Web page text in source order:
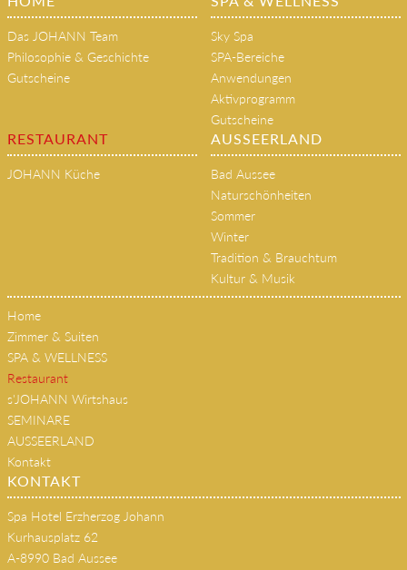
Das JOHANN Team
Philosophie & Geschichte
Gutscheine
Sky Spa
SPA-Bereiche
Anwendungen
Aktivprogramm
Gutscheine
RESTAURANT
JOHANN Küche
AUSSEERLAND
Bad Aussee
Naturschönheiten
Sommer
Winter
Tradition & Brauchtum
Kultur & Musik
Home
Zimmer & Suiten
SPA & WELLNESS
Restaurant
s'JOHANN Wirtshaus
SEMINARE
AUSSEERLAND
Kontakt
KONTAKT
Spa Hotel Erzherzog Johann
Kurhausplatz 62
A-8990 Bad Aussee